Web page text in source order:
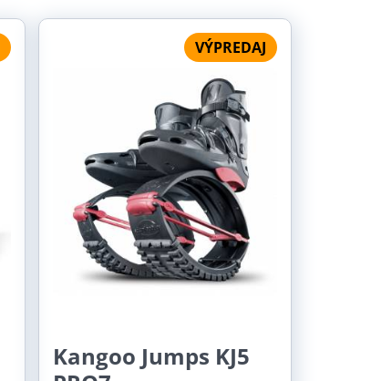
požičovňa Kangoo jumps.
VÝPREDAJ
Kangoo Jumps KJ5